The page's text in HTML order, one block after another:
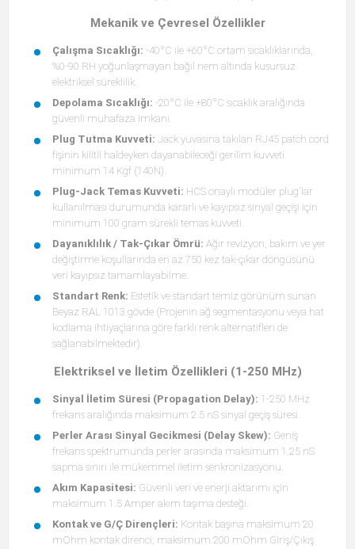
Mekanik ve Çevresel Özellikler
Çalışma Sıcaklığı: -40°C ile +60°C ortam sıcaklıklarında,
%0-90 RH yoğunlaşmayan bağıl nem altında kusursuz
elektriksel süreklilik.
Depolama Sıcaklığı: -20°C ile +80°C sıcaklık aralığında
güvenli muhafaza imkanı.
Plug Tutma Kuvveti: Jack yuvasına takılan RJ45 patch cord
fişinin kilitli haldeyken dayanabileceği gerilim kuvveti
minimum 14 Kgf (140N).
Plug-Jack Temas Kuvveti: HCS onaylı modüler plug'lar
kullanılması durumunda kararlı ve kayıpsız sinyal geçişi için
minimum 100 gram sürekli temas kuvveti.
Dayanıklılık / Tak-Çıkar Ömrü: Ağır revizyon, bakım ve yer
değiştirme koşullarında en az 750 kez tak-çıkar döngüsünü
veri kayıpsız tamamlayabilme.
Standart Renk: Estetik ve standart temiz görünüm sunan
Beyaz RAL 1013 gövde (Projenin ağ segmentasyonu veya hat
kodlama ihtiyaçlarına göre farklı renk alternatifleri de
sağlanabilmektedir).
Elektriksel ve İletim Özellikleri (1-250 MHz)
Sinyal İletim Süresi (Propagation Delay): 1-250 MHz
frekans aralığında maksimum 2.5 nS sinyal geçiş süresi.
Perler Arası Sinyal Gecikmesi (Delay Skew): Geniş
frekans spektrumunda perler arasında maksimum 1.25 nS
sapma sınırı ile mükemmel iletim senkronizasyonu.
Akım Kapasitesi: Güvenli veri ve enerji aktarımı için
maksimum 1.5 Amper akım taşıma desteği.
Kontak ve G/Ç Dirençleri: Kontak başına maksimum 20
mOhm kontak direnci; maksimum 200 mOhm Giriş/Çıkış